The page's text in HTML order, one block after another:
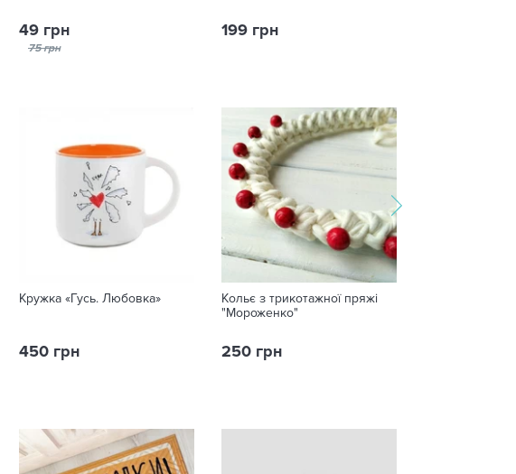
49 грн
75 грн
199 грн
Кружка «Гусь. Любовка»
450 грн
Кольє з трикотажної пряжі
"Мороженко"
250 грн